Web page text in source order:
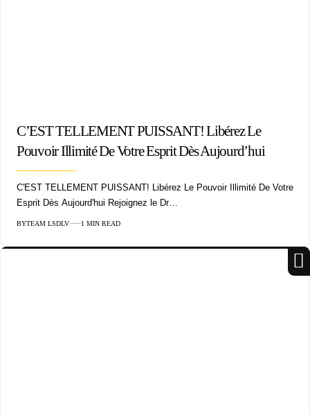
C’EST TELLEMENT PUISSANT! Libérez Le
Pouvoir Illimité De Votre Esprit Dès Aujourd’hui
C'EST TELLEMENT PUISSANT! Libérez Le Pouvoir Illimité De Votre
Esprit Dès Aujourd'hui Rejoignez le Dr…
BYTEAM LSDLV 1 MIN READ